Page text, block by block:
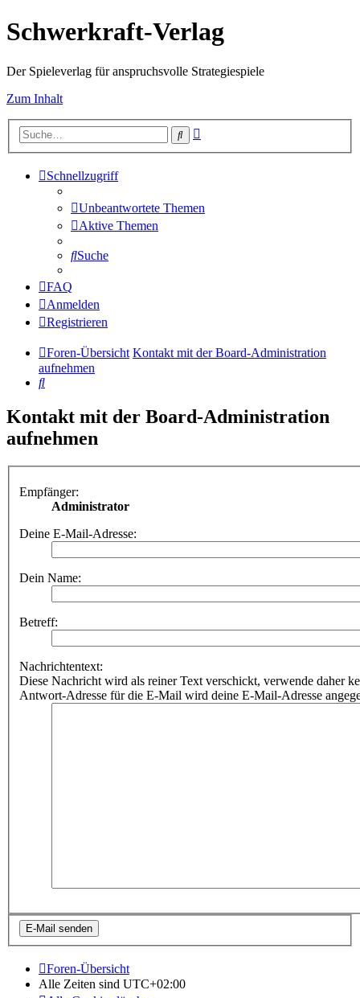
Schwerkraft-Verlag
Der Spieleverlag für anspruchsvolle Strategiespiele
Zum Inhalt
Suche
Schnellzugriff
Unbeantwortete Themen
Aktive Themen
Suche
FAQ
Anmelden
Registrieren
Foren-Übersicht Kontakt mit der Board-Administration
aufnehmen
Suche
Kontakt mit der Board-Administration
aufnehmen
Empfänger:
Administrator
Deine E-Mail-Adresse:
Dein Name:
Betreff:
Nachrichtentext:
Diese Nachricht wird als reiner Text verschickt, verwende daher
Antwort-Adresse für die E-Mail wird deine E-Mail-Adresse
Foren-Übersicht
Alle Zeiten sind UTC+02:00